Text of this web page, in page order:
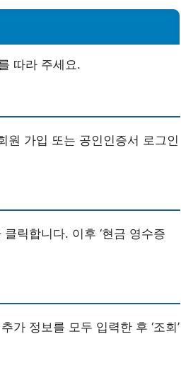
따라 주세요.
원 가입 또는 공인인증서 로그인
클릭합니다. 이후 ‘현금 영수증
가 정보를 모두 입력한 후 ‘조회’